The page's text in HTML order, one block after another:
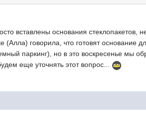
вставлены основания
(Алла) говорила, что готовят
паркинг), но в это воскресенье мы
еще уточнять этот вопрос...